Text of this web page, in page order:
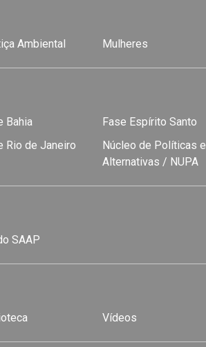
Ambiental Mulheres
Bahia Fase Espírito Santo
Rio de Janeiro
Núcleo de Políticas e
Alternativas / NUPA
SAAP
Vídeos